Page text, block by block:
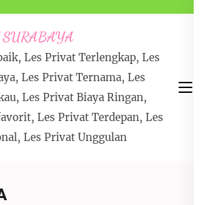
Les Privat Terlengkap, Les
Les Privat Ternama, Les
Les Privat Biaya Ringan,
Les Privat Terdepan, Les
Les Privat Unggulan